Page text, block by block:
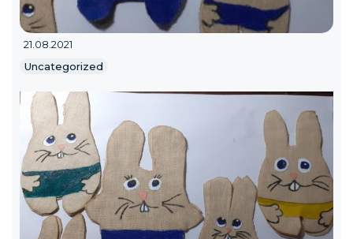
21.08.2021
Uncategorized